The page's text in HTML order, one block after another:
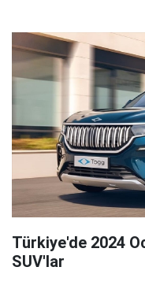
Türkiye'de 2024
SUV'lar